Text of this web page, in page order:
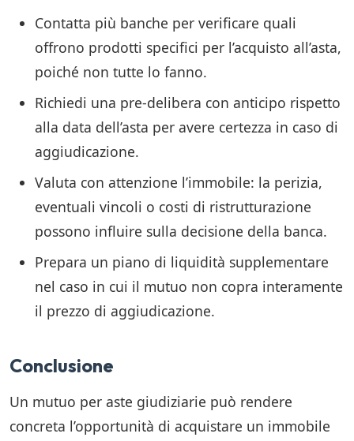
Contatta più banche per verificare quali
offrono prodotti specifici per l’acquisto all’asta,
poiché non tutte lo fanno.
Richiedi una pre-delibera con anticipo rispetto
alla data dell’asta per avere certezza in caso di
aggiudicazione.
Valuta con attenzione l’immobile: la perizia,
eventuali vincoli o costi di ristrutturazione
possono influire sulla decisione della banca.
Prepara un piano di liquidità supplementare
nel caso in cui il mutuo non copra interamente
il prezzo di aggiudicazione.
Conclusione
Un mutuo per aste giudiziarie può rendere
concreta l’opportunità di acquistare un immobile